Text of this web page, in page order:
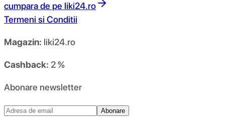
cumpara de pe liki24.ro
Termeni si Conditii
Magazin: liki24.ro
Cashback: 2 %
Abonare newsletter
Abonare